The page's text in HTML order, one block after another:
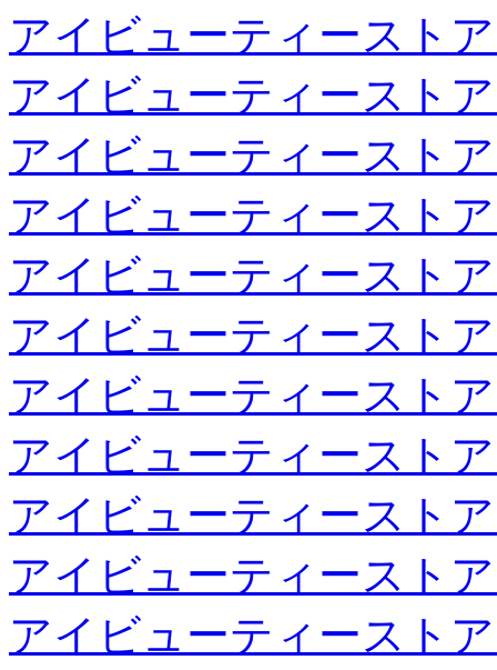
アイビューティースト
アイビューティースト
アイビューティースト
アイビューティースト
アイビューティースト
アイビューティースト
アイビューティースト
アイビューティースト
アイビューティースト
アイビューティースト
アイビューティースト